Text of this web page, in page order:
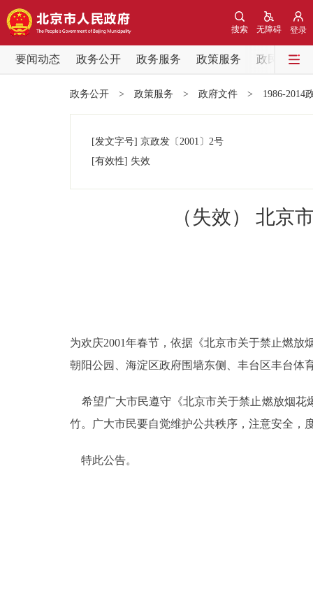
登录
无障碍
搜索
要闻动态 政务公开 政务服务 政策服务
政民互动
党中央精神
决策公开
个人服务
政务公开 > 政策服务 > 政府文件 > 1986-2014
[发文字号] 京政发 〔2001〕 2号
[有效性] 失效
（失效） 北京
为欢庆2001年春节，依据《北京市关于禁止燃放
朝阳公园、海淀区政府围墙东侧、丰台区丰台体
希望广大市民遵守《北京市关于禁止燃放烟花
竹。广大市民要自觉维护公共秩序，注意安全，
特此公告。